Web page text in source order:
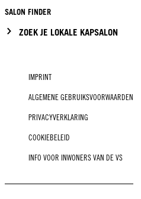
SALON FINDER
ZOEK JE LOKALE KAPSALON
IMPRINT
ALGEMENE GEBRUIKSVOORWAARDEN
PRIVACYVERKLARING
COOKIEBELEID
INFO VOOR INWONERS VAN DE VS